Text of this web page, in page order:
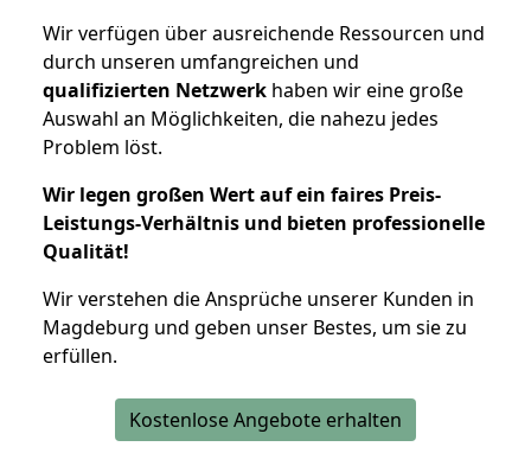
Wir verfügen über ausreichende Ressourcen und
durch unseren umfangreichen und
qualifizierten Netzwerk haben wir eine große
Auswahl an Möglichkeiten, die nahezu jedes
Problem löst.
Wir legen großen Wert auf ein faires Preis-
Leistungs-Verhältnis und bieten professionelle
Qualität!
Wir verstehen die Ansprüche unserer Kunden in
Magdeburg und geben unser Bestes, um sie zu
erfüllen.
Kostenlose Angebote erhalten